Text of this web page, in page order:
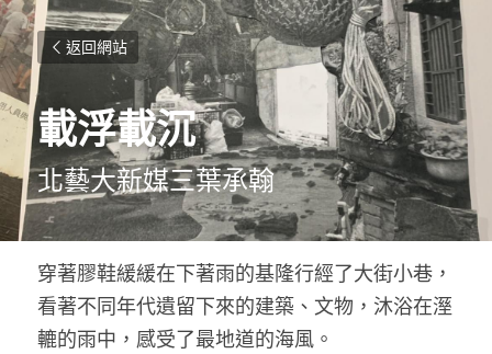
返回網站
載浮載沉
北藝大新媒三葉承翰
穿著膠鞋緩緩在下著雨的基隆行經了大街小巷，
看著不同年代遺留下來的建築、文物，沐浴在溼
轆的雨中，感受了最地道的海風。